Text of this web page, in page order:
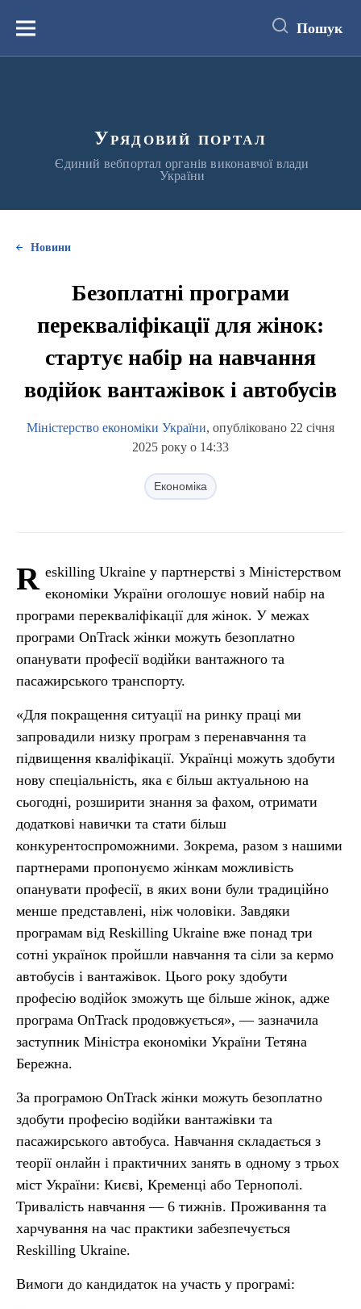
вмістуМеню Пошук
Урядовий портал
Єдиний вебпортал органів виконавчої влади
України
Новини
Безоплатні програми
перекваліфікації для жінок:
стартує набір на навчання
водійок вантажівок і автобусів
Міністерство економіки України, опубліковано 22 січня
2025 року о 14:33
Економіка
R eskilling Ukraine у партнерстві з Міністерством
економіки України оголошує новий набір на
програми перекваліфікації для жінок. У межах
програми OnTrack жінки можуть безоплатно
опанувати професії водійки вантажного та
пасажирського транспорту.
«Для покращення ситуації на ринку праці ми
запровадили низку програм з перенавчання та
підвищення кваліфікації. Українці можуть здобути
нову спеціальність, яка є більш актуальною на
сьогодні, розширити знання за фахом, отримати
додаткові навички та стати більш
конкурентоспроможними. Зокрема, разом з нашими
партнерами пропонуємо жінкам можливість
опанувати професії, в яких вони були традиційно
менше представлені, ніж чоловіки. Завдяки
програмам від Reskilling Ukraine вже понад три
сотні українок пройшли навчання та сіли за кермо
автобусів і вантажівок. Цього року здобути
професію водійок зможуть ще більше жінок, адже
програма OnTrack продовжується», — зазначила
заступник Міністра економіки України Тетяна
Бережна.
За програмою OnTrack жінки можуть безоплатно
здобути професію водійки вантажівки та
пасажирського автобуса. Навчання складається з
теорії онлайн і практичних занять в одному з трьох
міст України: Києві, Кременці або Тернополі.
Тривалість навчання — 6 тижнів. Проживання та
харчування на час практики забезпечується
Reskilling Ukraine.
Вимоги до кандидаток на участь у програмі: